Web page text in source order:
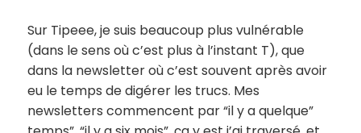
Sur Tipeee, je suis beaucoup plus vulnérable
(dans le sens où c’est plus à l’instant T), que
dans la newsletter où c’est souvent après avoir
eu le temps de digérer les trucs. Mes
newsletters commencent par “il y a quelque”